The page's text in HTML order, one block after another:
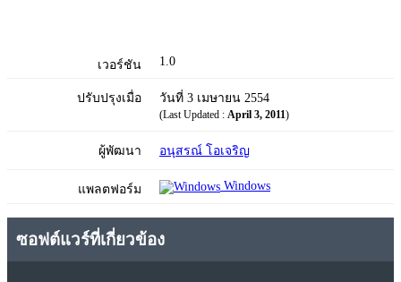
เวอร์ชัน 1.0
ปรับปรุงเมื่อ วันที่ 3 เมษายน 2554
(Last Updated : April 3, 2011)
ผู้พัฒนา อนุสรณ์ โอเจริญ
แพลตฟอร์ม Windows
ซอฟต์แวร์ที่เกี่ยวข้อง